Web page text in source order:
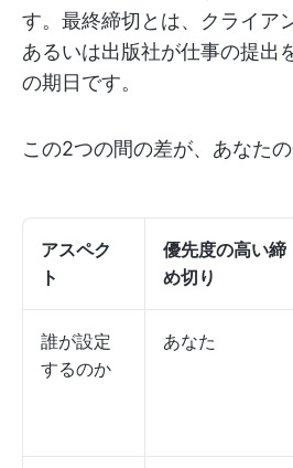
す。最終締切とは、クライア
あるいは出版社が仕事の提出
の期日です。
この2つの間の差が、あなたの
アスペク
ト
優先度の高い締
め切り
誰が設定
するのか
あなた